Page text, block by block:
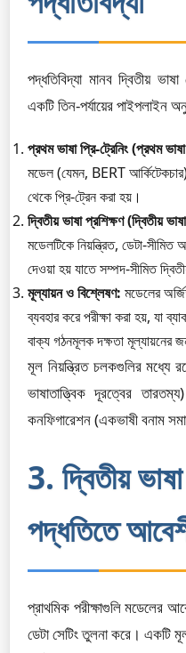
পদ্ধতিবিদ্যা মানব দ্বিতীয়
একটি তিন-পর্যায়ের পাইপলাইন
প্রথম ভাষা প্রি-ট্রেনিং (প্রথম
মডেল (যেমন, BERT
থেকে প্রি-ট্রেন করা হয়।
দ্বিতীয় ভাষা প্রশিক্ষণ (দ্বিতীয়
মডেলটিকে নিয়ন্ত্রিত, ডেটা-
দেওয়া হয় যাতে সম্পদ-সীমিত
মূল্যায়ন ও বিশ্লেষণ: মডেলের
ব্যবহার করে পরীক্ষা করা হয়, যা
বাক্য গঠনমূলক দক্ষতা মূল্যায়নের
মূল নিয়ন্ত্রিত চলকগুলির মধ্যে
ভাষাতাত্ত্বিক দূরত্বের
কনফিগারেশন (একভাষী বনাম
3. দ্বিতীয়
পদ্ধতিতে
প্রাথমিক পরীক্ষাগুলি মডেলের
ডেটা সেটিং তুলনা করে। একটি